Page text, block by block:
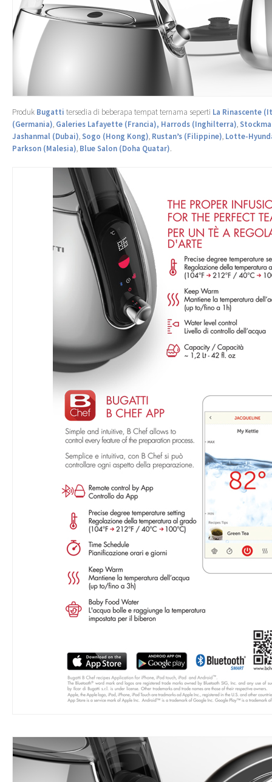
Produk Bugatti tersedia di beberapa tempat ternama seperti La Rinascente
(Germania), Galeries Lafayette (Francia), Harrods (Inghilterra),
Jashanmal (Dubai), Sogo (Hong Kong), Rustan’s (Filippine), Lotte-
Parkson (Malesia), Blue Salon (Doha Quatar).